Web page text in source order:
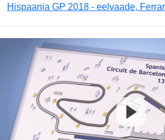
Hispaania GP 2018 - eelvaade,